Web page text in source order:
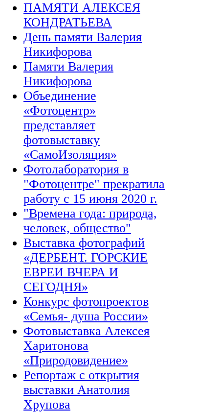
ПАМЯТИ АЛЕКСЕЯ
КОНДРАТЬЕВА
День памяти Валерия
Никифорова
Памяти Валерия
Никифорова
Объединение
«Фотоцентр»
представляет
фотовыставку
«СамоИзоляция»
Фотолаборатория в
"Фотоцентре" прекратила
работу с 15 июня 2020 г.
"Времена года: природа,
человек, общество"
Выставка фотографий
«ДЕРБЕНТ. ГОРСКИЕ
ЕВРЕИ ВЧЕРА И
СЕГОДНЯ»
Конкурс фотопроектов
«Семья- душа России»
Фотовыставка Алексея
Харитонова
«Природовидение»
Репортаж с открытия
выставки Анатолия
Хрупова